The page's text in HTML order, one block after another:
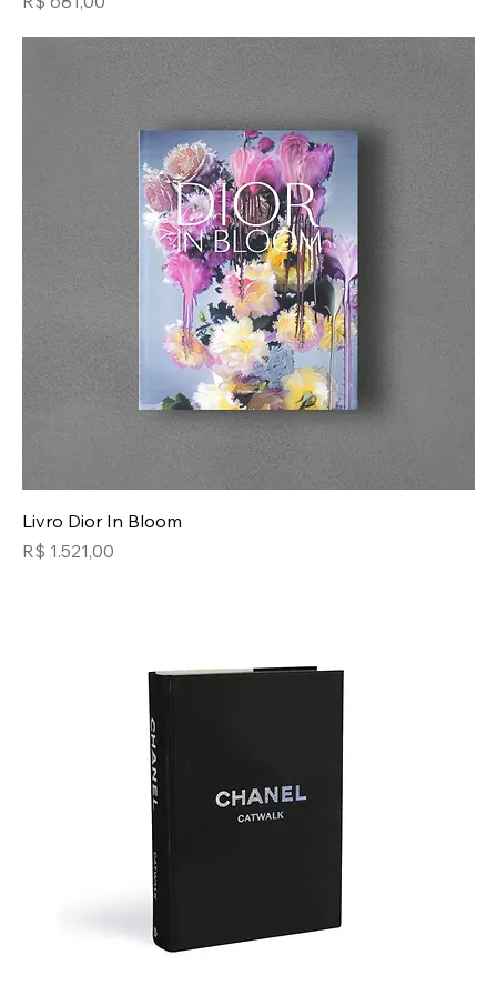
Livro Dior In Bloom
Preço
R$ 1.521,00